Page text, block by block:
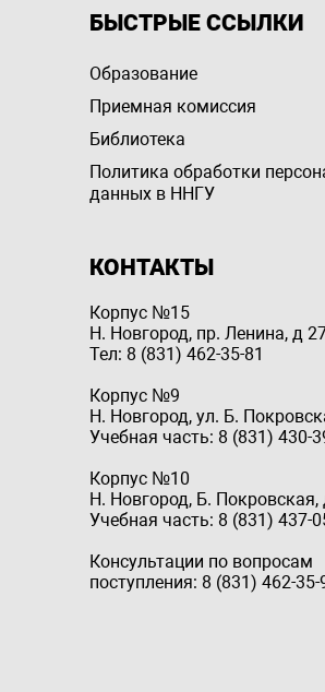
БЫСТРЫЕ ССЫЛКИ
Образование
Приемная комиссия
Библиотека
Политика обработки
данных в ННГУ
КОНТАКТЫ
Корпус №15
Н. Новгород, пр. Ленина, д
Тел: 8 (831) 462-35-81
Корпус №9
Н. Новгород, ул. Б.
Учебная часть: 8 (831) 430-
Корпус №10
Н. Новгород, Б. Покровская,
Учебная часть: 8 (831) 437-
Консультации по вопросам
поступления: 8 (831) 462-35-